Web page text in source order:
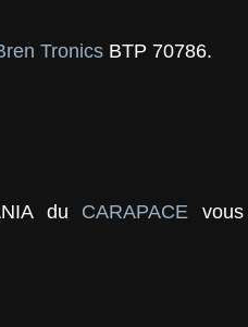
Tronics BTP 70786.
du CARAPACE